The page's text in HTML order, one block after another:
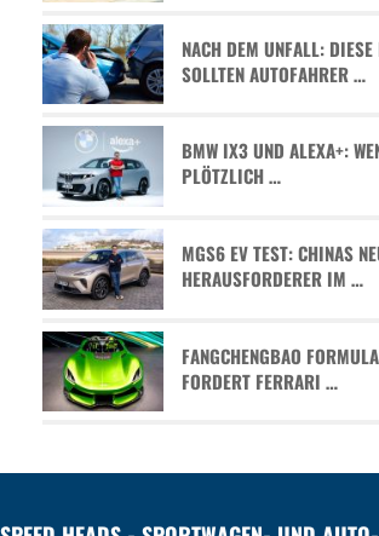
NACH DEM UNFALL: DIESE
SOLLTEN AUTOFAHRER …
BMW IX3 UND ALEXA+:
PLÖTZLICH …
MGS6 EV TEST: CHINAS
HERAUSFORDERER IM …
FANGCHENGBAO
FORDERT FERRARI …